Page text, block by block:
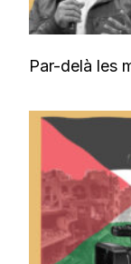
Par-delà les